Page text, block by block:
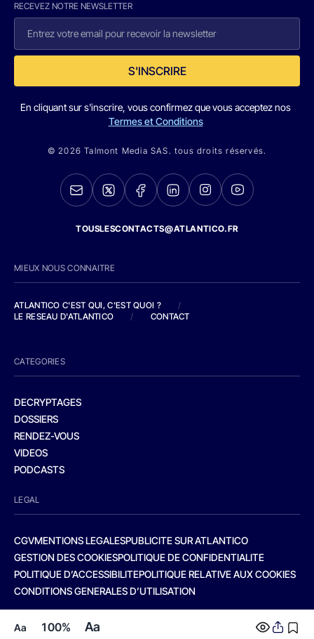
Aa 100% Aa
RECEVEZ NOTRE NEWSLETTER
S'INSCRIRE
En cliquant sur s'inscrire, vous confirmez que vous acceptez nos
Termes et Conditions
© 2026 Talmont Media SAS. tous droits réservés.
TOUSLESCONTACTS@ATLANTICO.FR
MIEUX NOUS CONNAITRE
ATLANTICO C'EST QUI, C'EST QUOI ?
/
LE RESEAU D'ATLANTICO
/ CONTACT
CATEGORIES
DECRYPTAGES
DOSSIERS
RENDEZ-VOUS
VIDEOS
PODCASTS
LEGAL
CGVMENTIONS LEGALESPUBLICITE SUR ATLANTICO
GESTION DES COOKIESPOLITIQUE DE CONFIDENTIALITE
POLITIQUE D’ACCESSIBILITEPOLITIQUE RELATIVE AUX COOKIES
CONDITIONS GENERALES D’UTILISATION